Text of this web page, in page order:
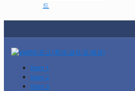
드
Item 1
Item 2
Item 3